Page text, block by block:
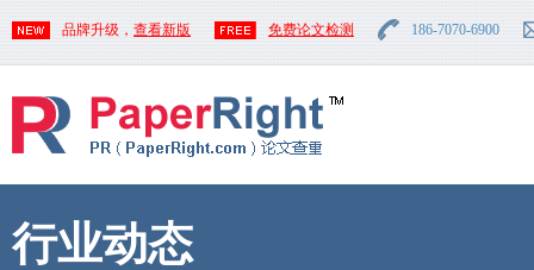
品牌升级， 查看新版 免费论文检测 186-7070-6900
行业动态